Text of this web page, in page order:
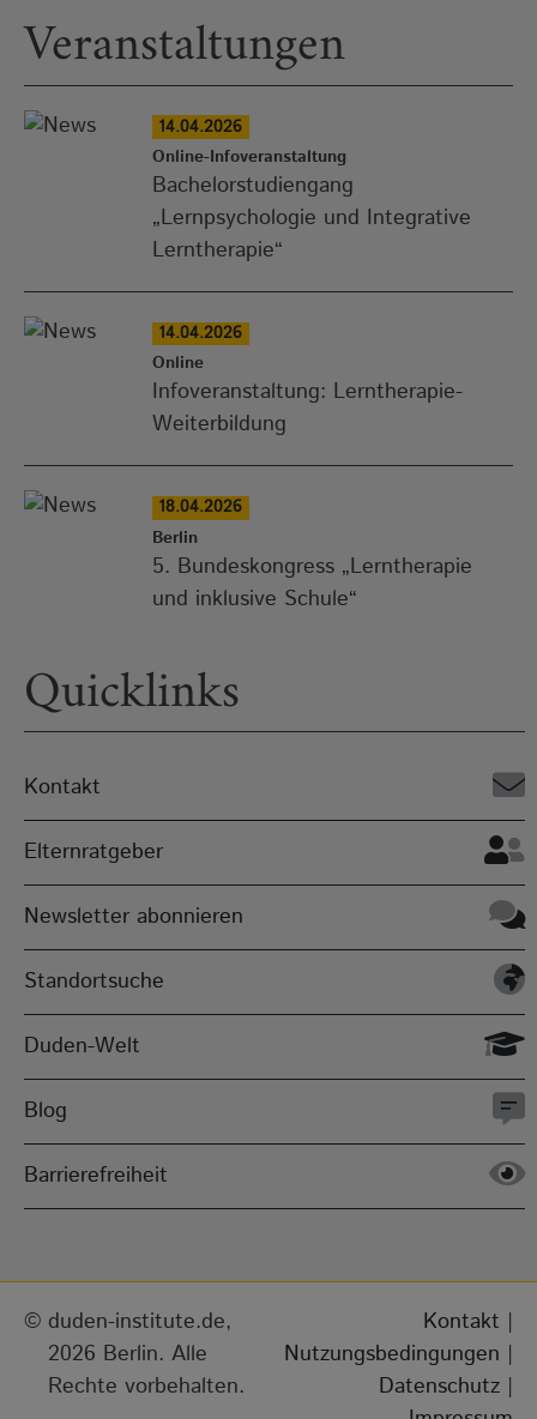
Veranstaltungen
14.04.2026
Online-Infoveranstaltung
Bachelorstudiengang
„Lernpsychologie und Integrative
Lerntherapie“
14.04.2026
Online
Infoveranstaltung: Lerntherapie-
Weiterbildung
18.04.2026
Berlin
5. Bundeskongress „Lerntherapie
und inklusive Schule“
Quicklinks
Kontakt
Elternratgeber
Newsletter abonnieren
Standortsuche
Duden-Welt
Blog
Barrierefreiheit
duden-institute.de,
2026 Berlin. Alle
Rechte vorbehalten.
Kontakt |
Nutzungsbedingungen |
Datenschutz |